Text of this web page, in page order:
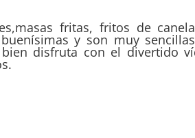
fritas, fritos de
y son muy
disfruta con el divertido